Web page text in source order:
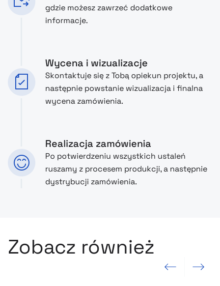
gdzie możesz zawrzeć dodatkowe
informacje.
Wycena i wizualizacje
Skontaktuje się z Tobą opiekun projektu, a
następnie powstanie wizualizacja i finalna
wycena zamówienia.
Realizacja zamówienia
Po potwierdzeniu wszystkich ustaleń
ruszamy z procesem produkcji, a następnie
dystrybucji zamówienia.
Zobacz również
Poprzedni slajd Następny